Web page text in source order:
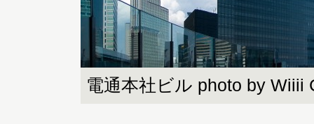
電通本社ビル photo by Wiiii